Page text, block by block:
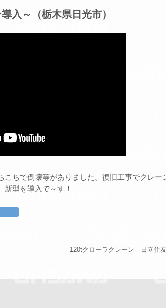
入～（栃木県日光市）
こちで倒壊等がありました。復旧工事でクレー
新型を導入で～す！
120tクローラクレーン 日立住